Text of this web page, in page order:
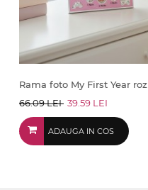
Rama foto My First Year roz
66.09 LEI 39.59 LEI
ADAUGA IN COS